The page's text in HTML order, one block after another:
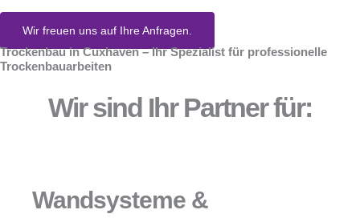
Wir freuen uns auf Ihre Anfragen.
Trockenbau in Cuxhaven – Ihr Spezialist für professionelle
Trockenbauarbeiten
Wir sind Ihr Partner für:
Wandsysteme &